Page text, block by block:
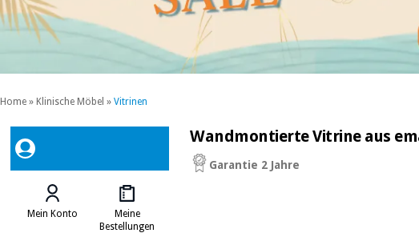
Home » Klinische Möbel » Vitrinen
Mein Konto
Meine
Bestellungen
Wandmontierte Vitrine aus
Garantie 2 Jahre